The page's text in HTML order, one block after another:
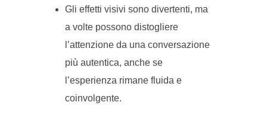
Gli effetti visivi sono divertenti, ma
a volte possono distogliere
l’attenzione da una conversazione
più autentica, anche se
l’esperienza rimane fluida e
coinvolgente.